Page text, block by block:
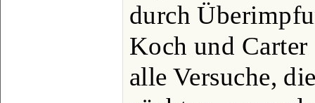
durch
Koch und Carter
alle Versuche,